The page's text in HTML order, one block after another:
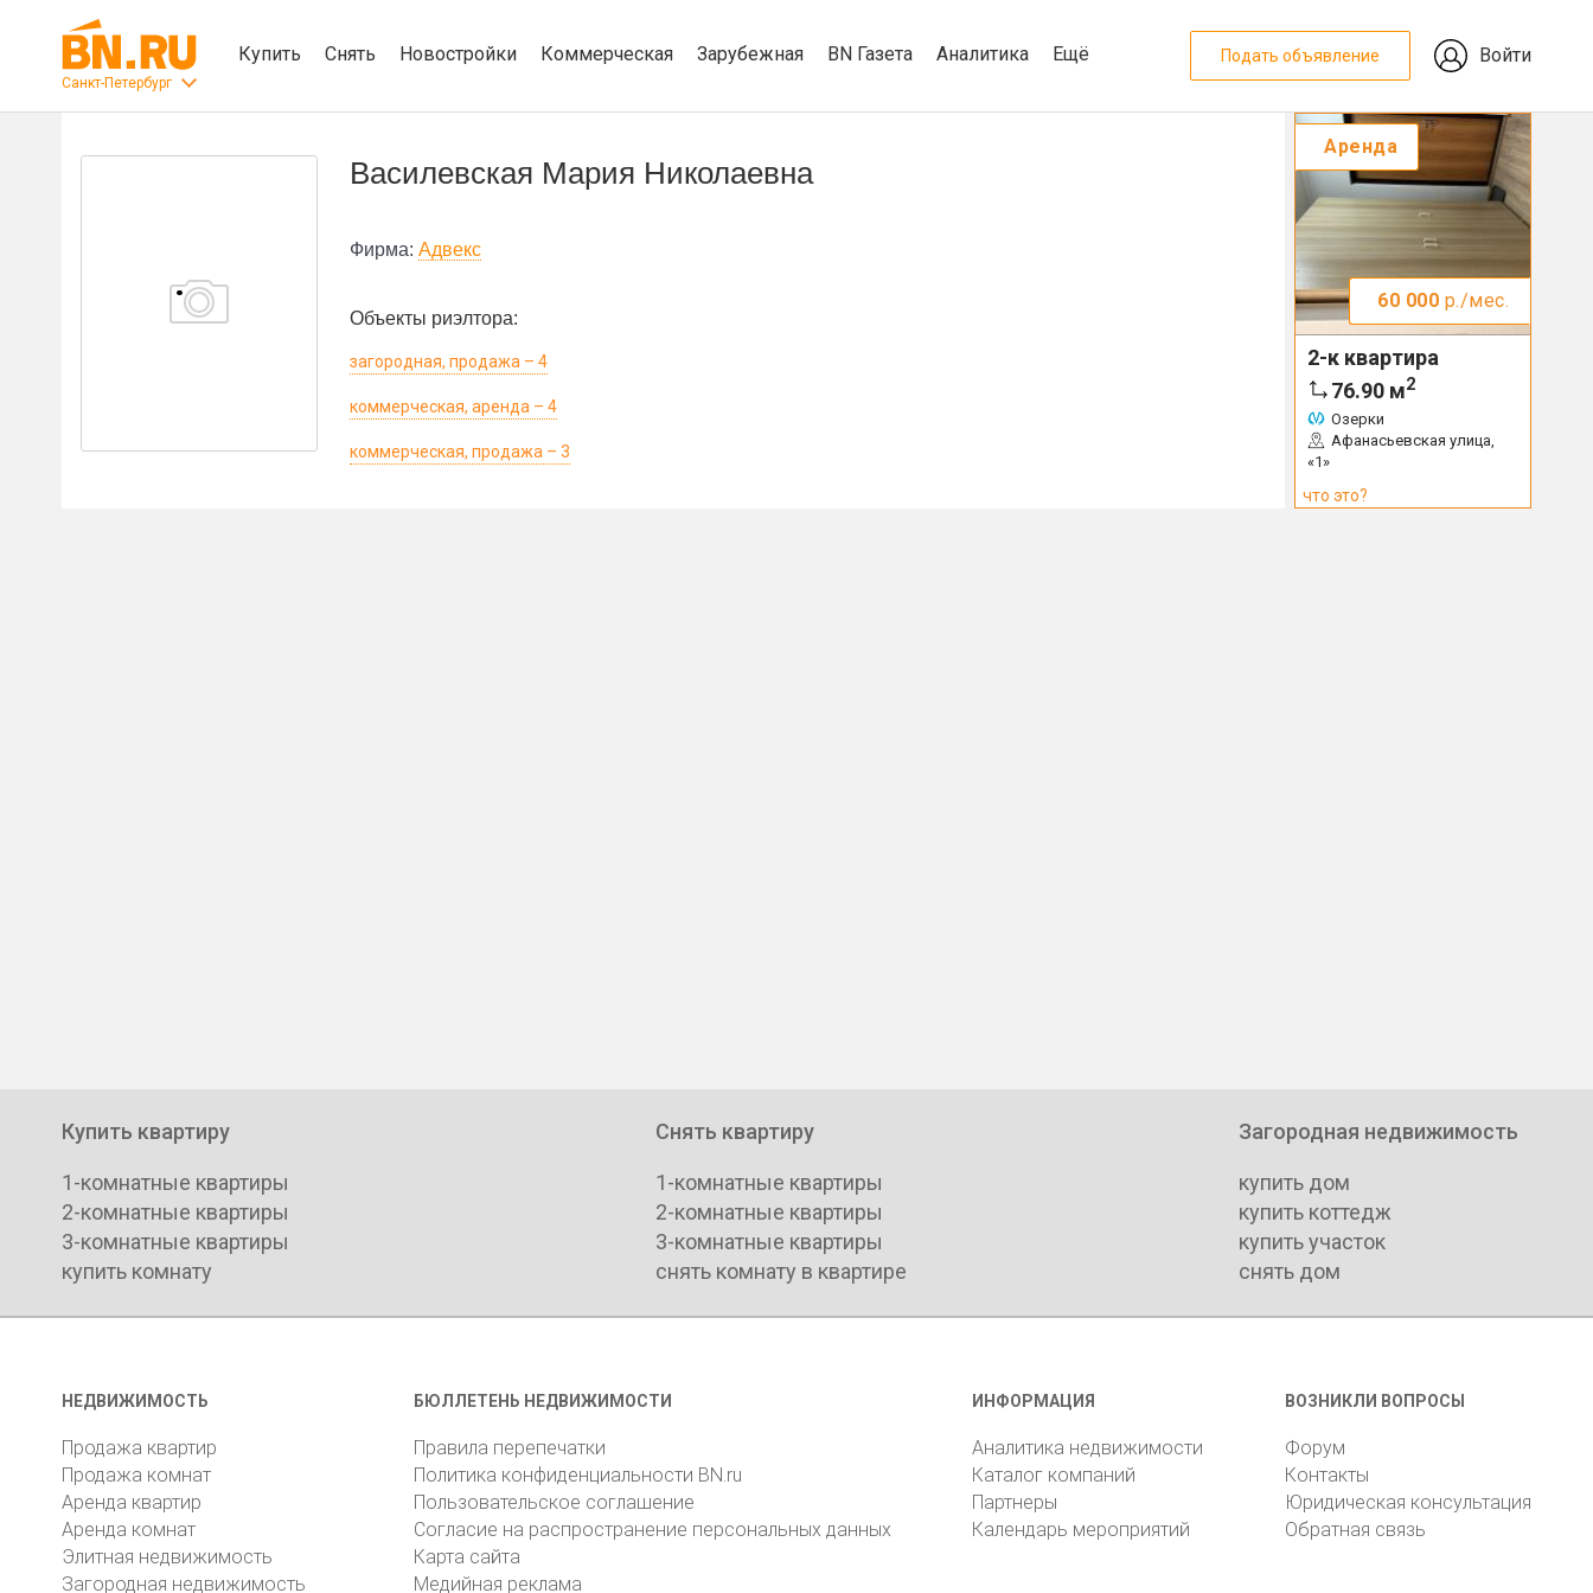
Санкт-Петербург
Купить Снять Новостройки Коммерческая Зарубежная BN Газета Аналитика Ещё Подать объявление Войти
Василевская Мария Николаевна
Фирма: Адвекс
Объекты риэлтора:
загородная, продажа – 4
коммерческая, аренда – 4
коммерческая, продажа – 3
Аренда
60 000 р./мес.
2-к квартира
76.90 м2
Озерки
Афанасьевская улица,
«1»
что это?
Купить квартиру
1-комнатные квартиры
2-комнатные квартиры
3-комнатные квартиры
купить комнату
Снять квартиру
1-комнатные квартиры
2-комнатные квартиры
3-комнатные квартиры
снять комнату в квартире
Загородная недвижимость
купить дом
купить коттедж
купить участок
снять дом
НЕДВИЖИМОСТЬ
Продажа квартир
Продажа комнат
Аренда квартир
Аренда комнат
Элитная недвижимость
Загородная недвижимость
БЮЛЛЕТЕНЬ НЕДВИЖИМОСТИ
Правила перепечатки
Политика конфиденциальности BN.ru
Пользовательское соглашение
Согласие на распространение персональных данных
Карта сайта
Медийная реклама
ИНФОРМАЦИЯ
Аналитика недвижимости
Каталог компаний
Партнеры
Календарь мероприятий
ВОЗНИКЛИ ВОПРОСЫ
Форум
Контакты
Юридическая консультация
Обратная связь